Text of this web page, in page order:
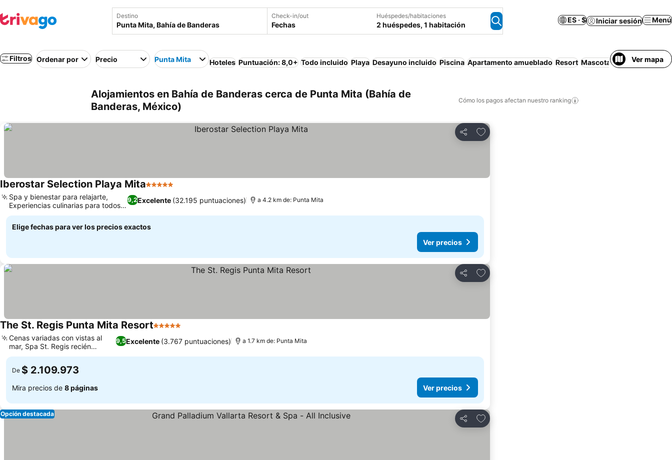
Destino Check-in/out
Fechas
Huéspedes/habitaciones
2 huéspedes, 1 habitación
ES · $ Iniciar sesión Menú
Filtros Ordenar por Precio Punta Mita Hoteles Puntuación: 8,0+ Todo incluido Playa Desayuno incluido Piscina Apartamento amueblado Resort Mascotas permitidas
Ver mapa
Alojamientos en Bahía de Banderas cerca de Punta Mita (Bahía de
Banderas, México)
Cómo los pagos afectan nuestro ranking
Compartir
Agregar a favoritos
Iberostar Selection Playa Mita5 Estrellas
9,2Excelente (32.195 puntuaciones)
Spa y bienestar para relajarte,
Experiencias culinarias para todos
los gustos
a 4.2 km de: Punta Mita
Elige fechas para ver los precios exactos
Ver precios
Compartir
Agregar a favoritos
The St. Regis Punta Mita Resort5 Estrellas
9,5Excelente (3.767 puntuaciones)
Cenas variadas con vistas al
mar, Spa St. Regis recién
renovado
a 1.7 km de: Punta Mita
De $ 2.109.973
Mira precios de 8 páginas Ver precios
Compartir
Agregar a favoritos
Opción destacada